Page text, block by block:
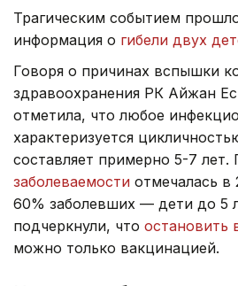
Трагическим событием
информация о гибели двух
Говоря о причинах вспышки
здравоохранения РК Айжан
отметила, что любое
характеризуется
составляет примерно 5-7 лет.
заболеваемости отмечалась в
60% заболевших — дети до 5
подчеркнули, что остановить
можно только вакцинацией.